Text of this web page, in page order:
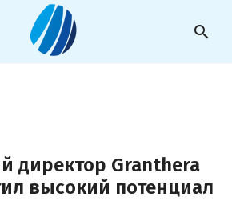
search
директор Granthera
высокий потенциал